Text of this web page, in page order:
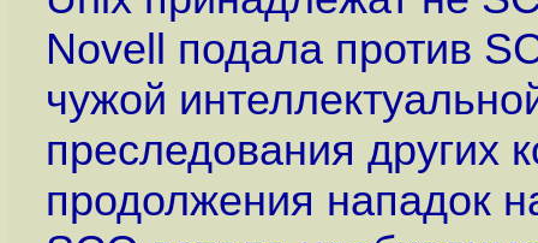
Novell подала против
чужой
преследования других
продолжения нападок